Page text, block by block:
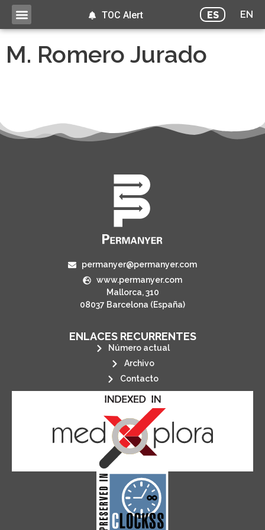
ES EN
TOC Alert
M. Romero Jurado
permanyer@permanyer.com
www.permanyer.com
Mallorca, 310
08037 Barcelona (España)
ENLACES RECURRENTES
Número actual
Archivo
Contacto
CLOCKSS is a dak archive that
ensures the long-term survival
of web-based scholary
publications, governed by and for
its stakeholders.